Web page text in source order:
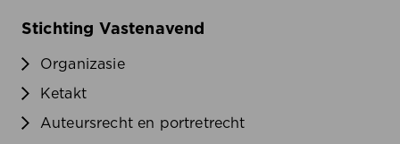
Stichting Vastenavend
Organizasie
Ketakt
Auteursrecht en portretrecht